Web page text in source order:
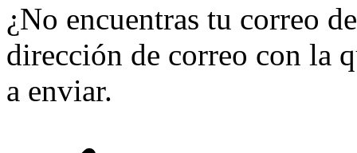
¿No encuentras tu correo
dirección de correo con la
a enviar.